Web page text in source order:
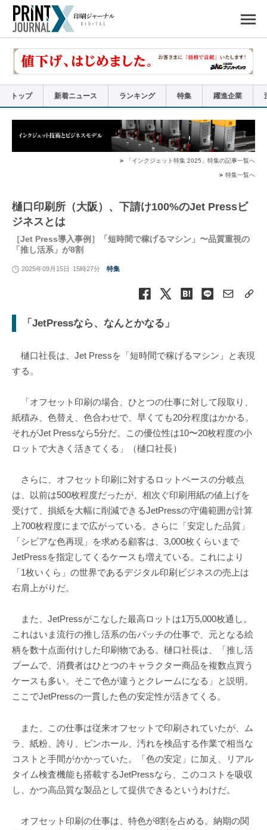
で
リ
トップ 新着ニュース ランキング 特集 躍進企業
「インクジェット特集 2025」特集の記事一覧へ
特集一覧へ
樋口印刷所（大阪）、下請け100%のJet Pressビ
ジネスとは
［Jet Press導入事例］「短時間で稼げるマシン」〜品質重視の
「推し活系」が8割
2025年09月15日 15時27分 特集
「JetPressなら、なんとかなる」
樋口社長は、Jet Pressを「短時間で稼げるマシン」と表現
する。
「オフセット印刷の場合、ひとつの仕事に対して段取り、
紙積み、色替え、色合わせで、早くても20分程度はかかる。
それがJet Pressなら5分だ。この優位性は10〜20枚程度の小
ロットで大きく活きてくる」（樋口社長）
さらに、オフセット印刷に対するロットベースの分岐点
は、以前は500枚程度だったが、相次ぐ印刷用紙の値上げを
受けて、損紙を大幅に削減できるJetPressの守備範囲が計算
上700枚程度にまで広がっている。さらに「安定した品質」
「シビアな色再現」を求める顧客は、3,000枚くらいまで
JetPressを指定してくるケースも増えている。これにより
「1枚いくら」の世界であるデジタル印刷ビジネスの売上は
右肩上がりだ。
また、JetPressがこなした最高ロットは1万5,000枚通し。
これはいま流行の推し活系の缶バッチの仕事で、元となる絵
柄を数十点面付けした印刷物である。樋口社長は、「推し活
ブームで、消費者はひとつのキャラクター商品を複数点買う
ケースも多い。そこで色が違うとクレームになる」と説明。
ここでJetPressの一貫した色の安定性が活きてくる。
また、この仕事は従来オフセットで印刷されていたが、ム
ラ、紙粉、誇り、ピンホール、汚れを検品する作業で相当な
コストと手間がかかっていた。「色の安定」に加え、リアル
タイム検査機能も搭載するJetPressなら、このコストを吸収
し、かつ高品質な製品として提供できるというわけだ。
オフセット印刷の仕事は、特色が8割を占める。納期の関